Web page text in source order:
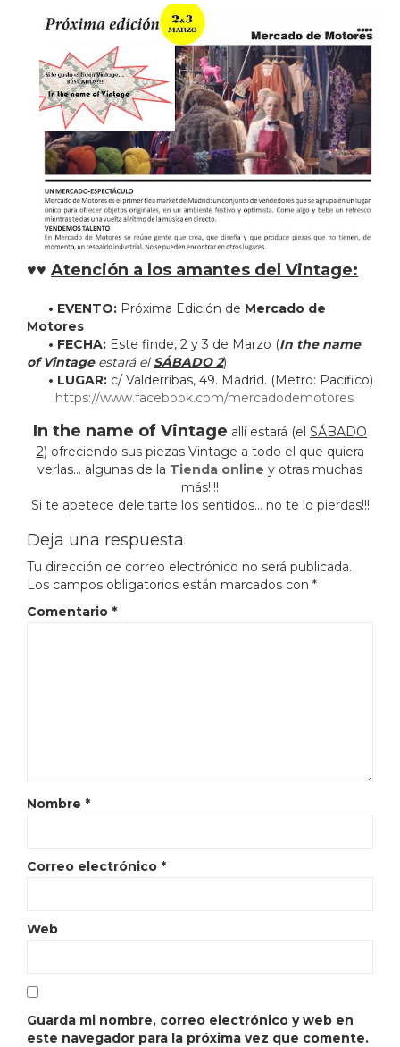
OF
VINTAGE
MERCADO
DE
MOTORES
♥♥ Atención a los amantes del Vintage:
• EVENTO: Próxima Edición de Mercado de
Motores
• FECHA: Este finde, 2 y 3 de Marzo (In the name
of Vintageestará el SÁBADO 2)
• LUGAR: c/ Valderribas, 49. Madrid. (Metro: Pacífico)
https://www.facebook.com/mercadodemotores
In the name of Vintage allí estará (el SÁBADO
2) ofreciendo sus piezas Vintage a todo el que quiera
verlas… algunas de la Tienda online y otras muchas
más!!!!
Si te apetece deleitarte los sentidos… no te lo pierdas!!!
Deja una respuesta
Tu dirección de correo electrónico no será publicada.
Los campos obligatorios están marcados con *
Comentario *
Nombre *
Correo electrónico *
Web
Guarda mi nombre, correo electrónico y web en
este navegador para la próxima vez que comente.